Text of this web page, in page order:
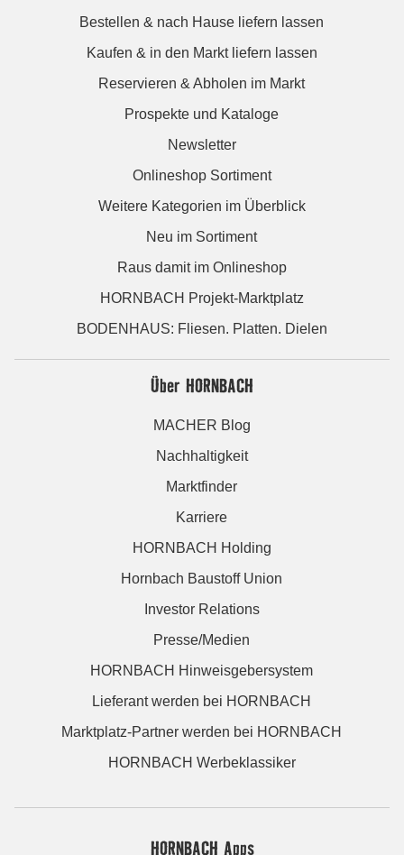
Bestellen & nach Hause liefern lassen
Kaufen & in den Markt liefern lassen
Reservieren & Abholen im Markt
Prospekte und Kataloge
Newsletter
Onlineshop Sortiment
Weitere Kategorien im Überblick
Neu im Sortiment
Raus damit im Onlineshop
HORNBACH Projekt-Marktplatz
BODENHAUS: Fliesen. Platten. Dielen
Über HORNBACH
MACHER Blog
Nachhaltigkeit
Marktfinder
Karriere
HORNBACH Holding
Hornbach Baustoff Union
Investor Relations
Presse/Medien
HORNBACH Hinweisgebersystem
Lieferant werden bei HORNBACH
Marktplatz-Partner werden bei HORNBACH
HORNBACH Werbeklassiker
HORNBACH Apps